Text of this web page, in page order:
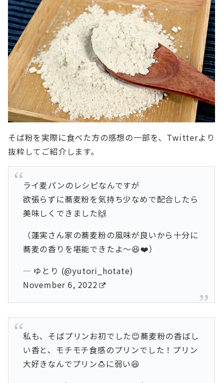
そば粉を実際に食べた方の感想の一部を、Twitterより
抜粋してご紹介します。
ライ麦パンのレシピなんですが
欲張らずに蕎麦粉を気持ち少なめで配合したら
美味しくできました🙌
（蓮実さん家の蕎麦粉の風味が良いから十分に
蕎麦の香りを堪能できたよ〜😆❤️）
— ゆとり (@yutori_hotate)
November 6, 2022
私も、そばプリンお初でした😊蕎麦粉の香ばし
い香と、モチモチ食感のプリンでした！プリン
大好きなんでプリン🍮に弱い😆